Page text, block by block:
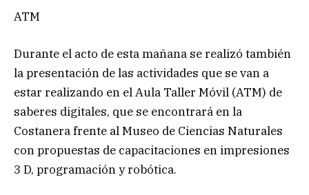
ATM
Durante el acto de esta mañana se realizó también
la presentación de las actividades que se van a
estar realizando en el Aula Taller Móvil (ATM) de
saberes digitales, que se encontrará en la
Costanera frente al Museo de Ciencias Naturales
con propuestas de capacitaciones en impresiones
3 D, programación y robótica.